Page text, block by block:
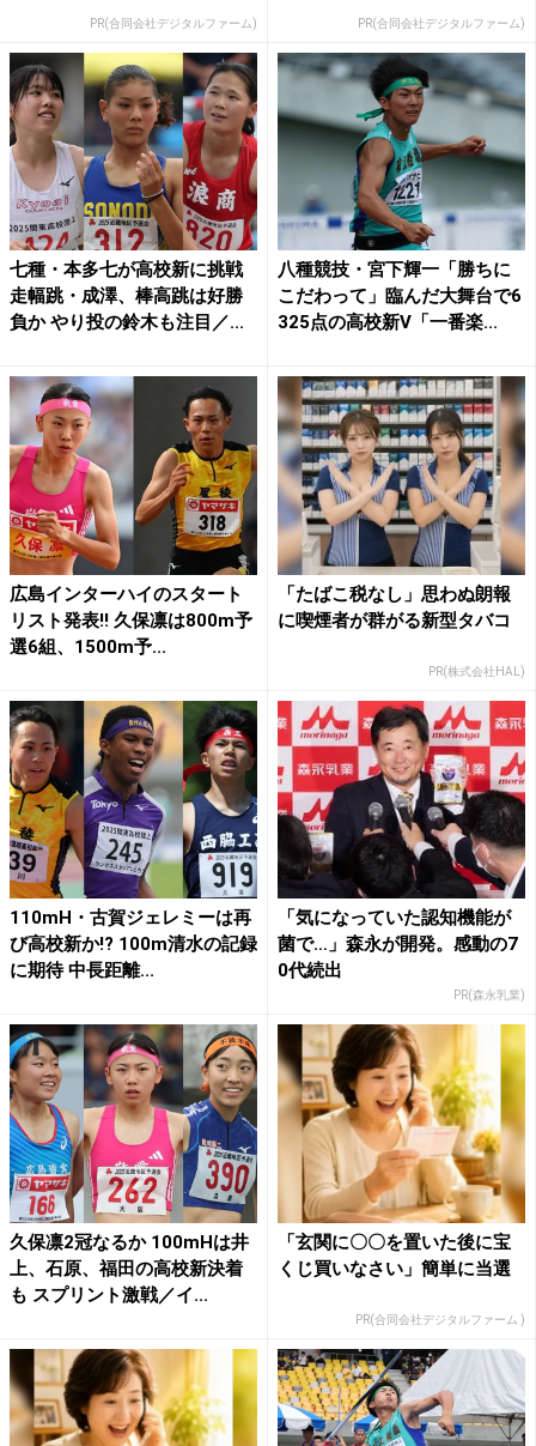
PR(合同会社デジタルファーム) PR(合同会社デジタルファーム)
七種・本多七が高校新に挑戦
走幅跳・成澤、棒高跳は好勝
負か やり投の鈴木も注目／...
八種競技・宮下輝一「勝ちに
こだわって」臨んだ大舞台で6
325点の高校新V「一番楽...
広島インターハイのスタート
リスト発表!! 久保凛は800m予
選6組、1500m予...
「たばこ税なし」思わぬ朗報
に喫煙者が群がる新型タバコ
PR(株式会社HAL)
110mH・古賀ジェレミーは再
び高校新か!? 100m清水の記録
に期待 中長距離...
「気になっていた認知機能が
菌で…」森永が開発。感動の7
0代続出
PR(森永乳業)
久保凛2冠なるか 100mHは井
上、石原、福田の高校新決着
も スプリント激戦／イ...
「玄関に〇〇を置いた後に宝
くじ買いなさい」簡単に当選
PR(合同会社デジタルファーム )